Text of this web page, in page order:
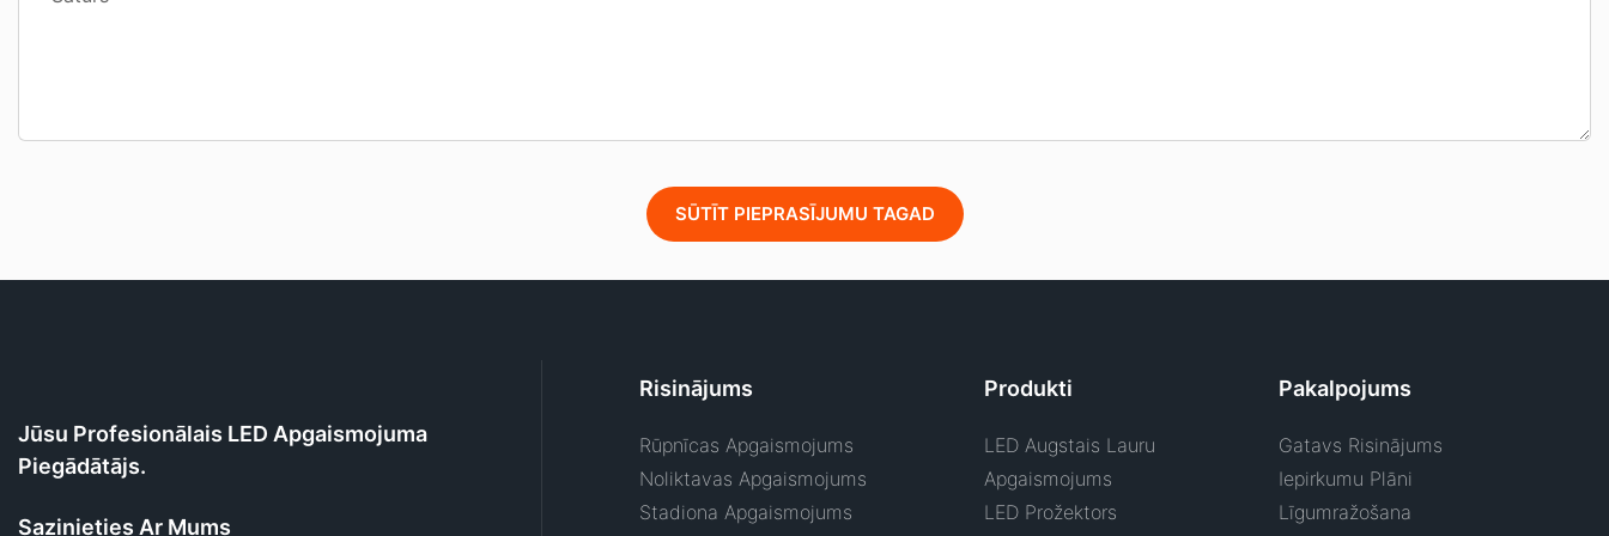
SŪTĪT PIEPRASĪJUMU TAGAD
Jūsu Profesionālais LED Apgaismojuma
Piegādātājs.
Sazinieties Ar Mums
Risinājums
Rūpnīcas Apgaismojums
Noliktavas Apgaismojums
Stadiona Apgaismojums
Produkti
LED Augstais Lauru
Apgaismojums
LED Prožektors
Pakalpojums
Gatavs Risinājums
Iepirkumu Plāni
Līgumražošana